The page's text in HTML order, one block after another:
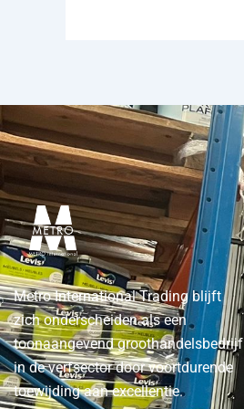
Metro International Trading blijft
zich onderscheiden als een
toonaangevend groothandelsbedrijf
in de verfsector door voortdurende
toewijding aan excellentie.